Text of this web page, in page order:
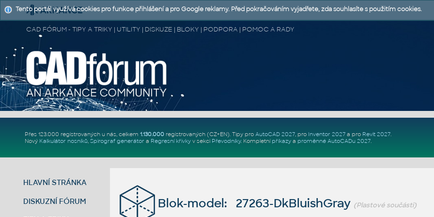
CAD FÓRUM - TIPY A TRIKY | UTILITY | DISKUZE | BLOKY | PODPORA | POMOC A RADY
Přes 123.000 registrovaných u nás, celkem 1.130.000registrovaných (CZ+EN). Tipy pro AutoCAD 2027, pro Inventor 2027a pro Revit 2027.
Nový Kalkulátor nosníků, Spirograf generátor a Regresní křivkyv sekci Převodníky. Kompletní příkazya proměnné AutoCADu 2027.
HLAVNÍ STRÁNKA
DISKUZNÍ FÓRUM Blok-model: 27263-DkBluishGray (Plastové součásti)
Tento portál využívá cookies pro funkce přihlášení a pro Google reklamy. Před pokračováním vyjadřete, zda souhlasíte s použitím cookies.